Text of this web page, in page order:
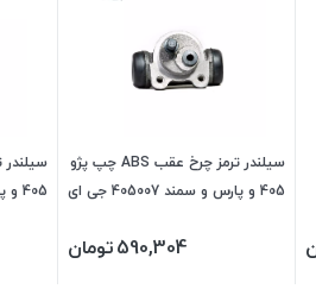
سیلندر ترمز چرخ عقب ABS چپ پژو
405 و پارس و سمند 405007 جی ای
590,304تومان